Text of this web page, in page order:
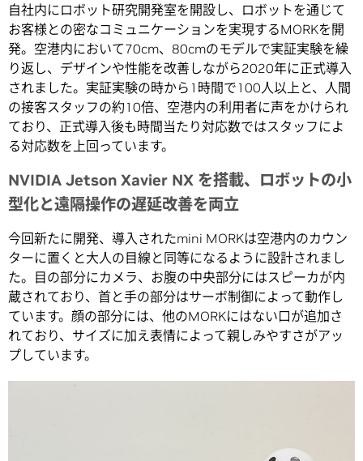
自社内にロボット研究開発室を開設し、ロボットを通じて
お客様との密なコミュニケーションを実現するMORKを開
発。空港内において70cm、80cmのモデルで実証実験を繰
り返し、デザインや性能を改善しながら2020年に正式導入
されました。実証実験の時から1時間で100人以上と、人間
の接客スタッフの約10倍、空港内の利用者に声をかけられ
ており、正式導入後も時間当たり対応数ではスタッフによ
る対応数を上回っています。
NVIDIA Jetson Xavier NX を搭載、ロボットの小
型化と遠隔操作の遅延改善を両立
今回新たに開発、導入されたmini MORKは空港内のカウン
ターに置くと大人の目線と同等になるように設計されまし
た。目の部分にカメラ、お腹の中央部分にはスピーカが内
蔵されており、首と手の部分はサーボ制御によって動作し
ています。顔の部分には、他のMORKにはない口が追加さ
れており、サイズに加え表情によって親しみやすさがアッ
プしています。